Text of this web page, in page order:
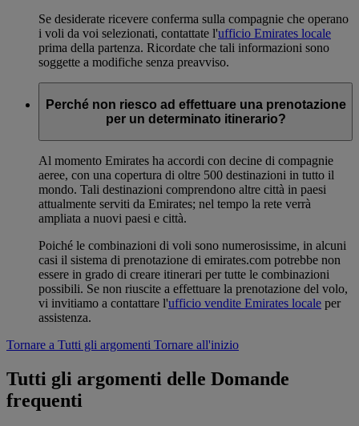
Se desiderate ricevere conferma sulla compagnie che operano
i voli da voi selezionati, contattate l'ufficio Emirates locale
prima della partenza. Ricordate che tali informazioni sono
soggette a modifiche senza preavviso.
Perché non riesco ad effettuare una prenotazione
per un determinato itinerario?
Al momento Emirates ha accordi con decine di compagnie
aeree, con una copertura di oltre 500 destinazioni in tutto il
mondo. Tali destinazioni comprendono altre città in paesi
attualmente serviti da Emirates; nel tempo la rete verrà
ampliata a nuovi paesi e città.
Poiché le combinazioni di voli sono numerosissime, in alcuni
casi il sistema di prenotazione di emirates.com potrebbe non
essere in grado di creare itinerari per tutte le combinazioni
possibili. Se non riuscite a effettuare la prenotazione del volo,
vi invitiamo a contattare l'ufficio vendite Emirates locale per
assistenza.
Tornare a Tutti gli argomenti Tornare all'inizio
Tutti gli argomenti delle Domande
frequenti